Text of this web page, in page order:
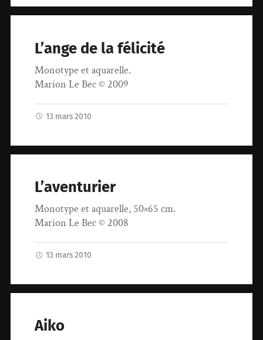
L’ange de la félicité
Monotype et aquarelle.
Marion Le Bec © 2009
13 mars 2010
L’aventurier
Monotype et aquarelle, 50×65 cm.
Marion Le Bec © 2008
13 mars 2010
Aiko